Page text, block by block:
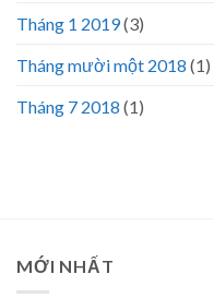
Tháng 1 2019(3)
Tháng mười một 2018 (1)
Tháng 7 2018 (1)
MỚI NHẤT